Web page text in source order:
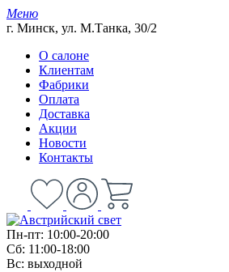
Меню
г. Минск, ул. М.Танка, 30/2
О салоне
Клиентам
Фабрики
Оплата
Доставка
Акции
Новости
Контакты
Пн-пт: 10:00-20:00
Сб: 11:00-18:00
Вс: выходной